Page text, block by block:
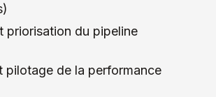
priorisation du pipeline
pilotage de la performance